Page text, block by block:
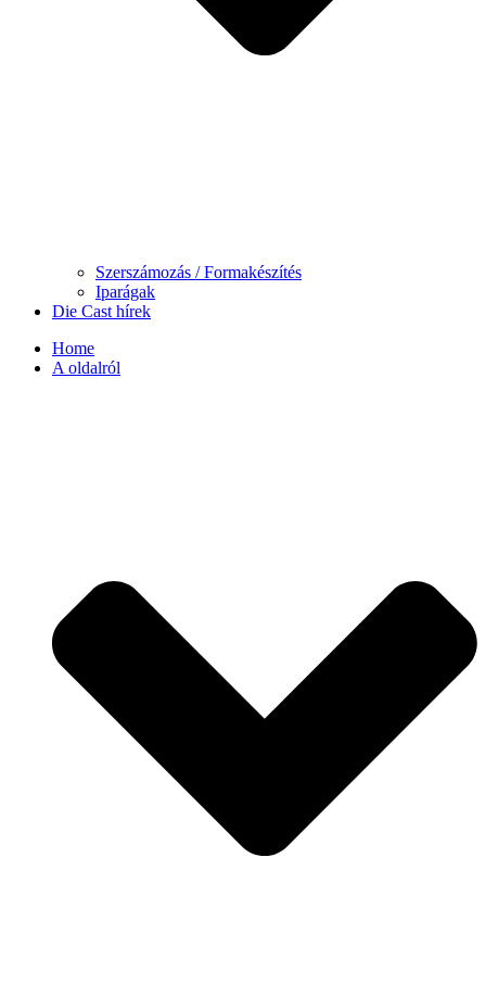
Szerszámozás / Formakészítés
Iparágak
Die Cast hírek
Home
A oldalról